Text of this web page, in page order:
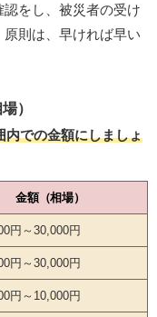
をし、被災者の受け
則は、早ければ早い
）
内での金額にしましょ
金額（相場）
～30,000円
～30,000円
～10,000円